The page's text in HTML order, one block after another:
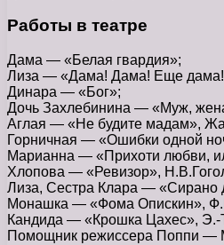
Работы в театре
Дама — «Белая гвардия»;
Лиза — «Дама! Дама! Еще
Динара — «Бог»;
Дочь Захлебинина — «Муж,
Аглая — «Не будите мадам»,
Горничная — «Ошибки одной
Марианна — «Прихоти любви,
Хлопова — «Ревизор»,
Лиза, Сестра Клара — «Сирано
Монашка — «Фома Опискин»,
Кандида — «Крошка Цахес»,
Помощник режиссера Поппи —